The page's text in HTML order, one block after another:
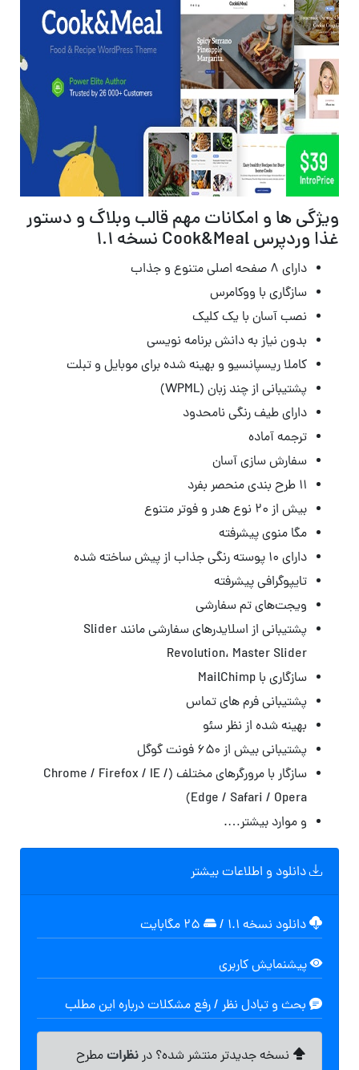
ویژگی ها و امکانات مهم قالب وبلاگ و دستور
غذا وردپرس Cook&Meal نسخه 1.1
دارای ۸ صفحه اصلی متنوع و جذاب
سازگاری با ووکامرس
نصب آسان با یک کلیک
بدون نیاز به دانش برنامه نویسی
کاملا ریسپانسیو و بهینه شده برای موبایل و تبلت
پشتیبانی از چند زبان (WPML)
دارای طیف رنگی نامحدود
ترجمه آماده
سفارش سازی آسان
۱۱ طرح بندی منحصر بفرد
بیش از ۲۰ نوع هدر و فوتر متنوع
مگا منوی پیشرفته
دارای ۱۰ پوسته رنگی جذاب از پیش ساخته شده
تایپوگرافی پیشرفته
ویجت‌های تم سفارشی
پشتیبانی از اسلایدرهای سفارشی مانند Slider
Revolution، Master Slider
سازگاری با MailChimp
پشتیبانی فرم های تماس
بهینه شده از نظر سئو
پشتیبانی بیش از ۶۵۰ فونت گوگل
سازگار با مرورگرهای مختلف (Chrome / Firefox / IE /
Edge / Safari / Opera)
و موارد بیشتر….
دانلود و اطلاعات بیشتر
دانلود نسخه ۱.۱ /
پیشنمایش کاربری
بحث و تبادل نظر / رفع مشکلات درباره این مطلب
نسخه جدیدتر منتشر شده؟ درنظراتمطرح